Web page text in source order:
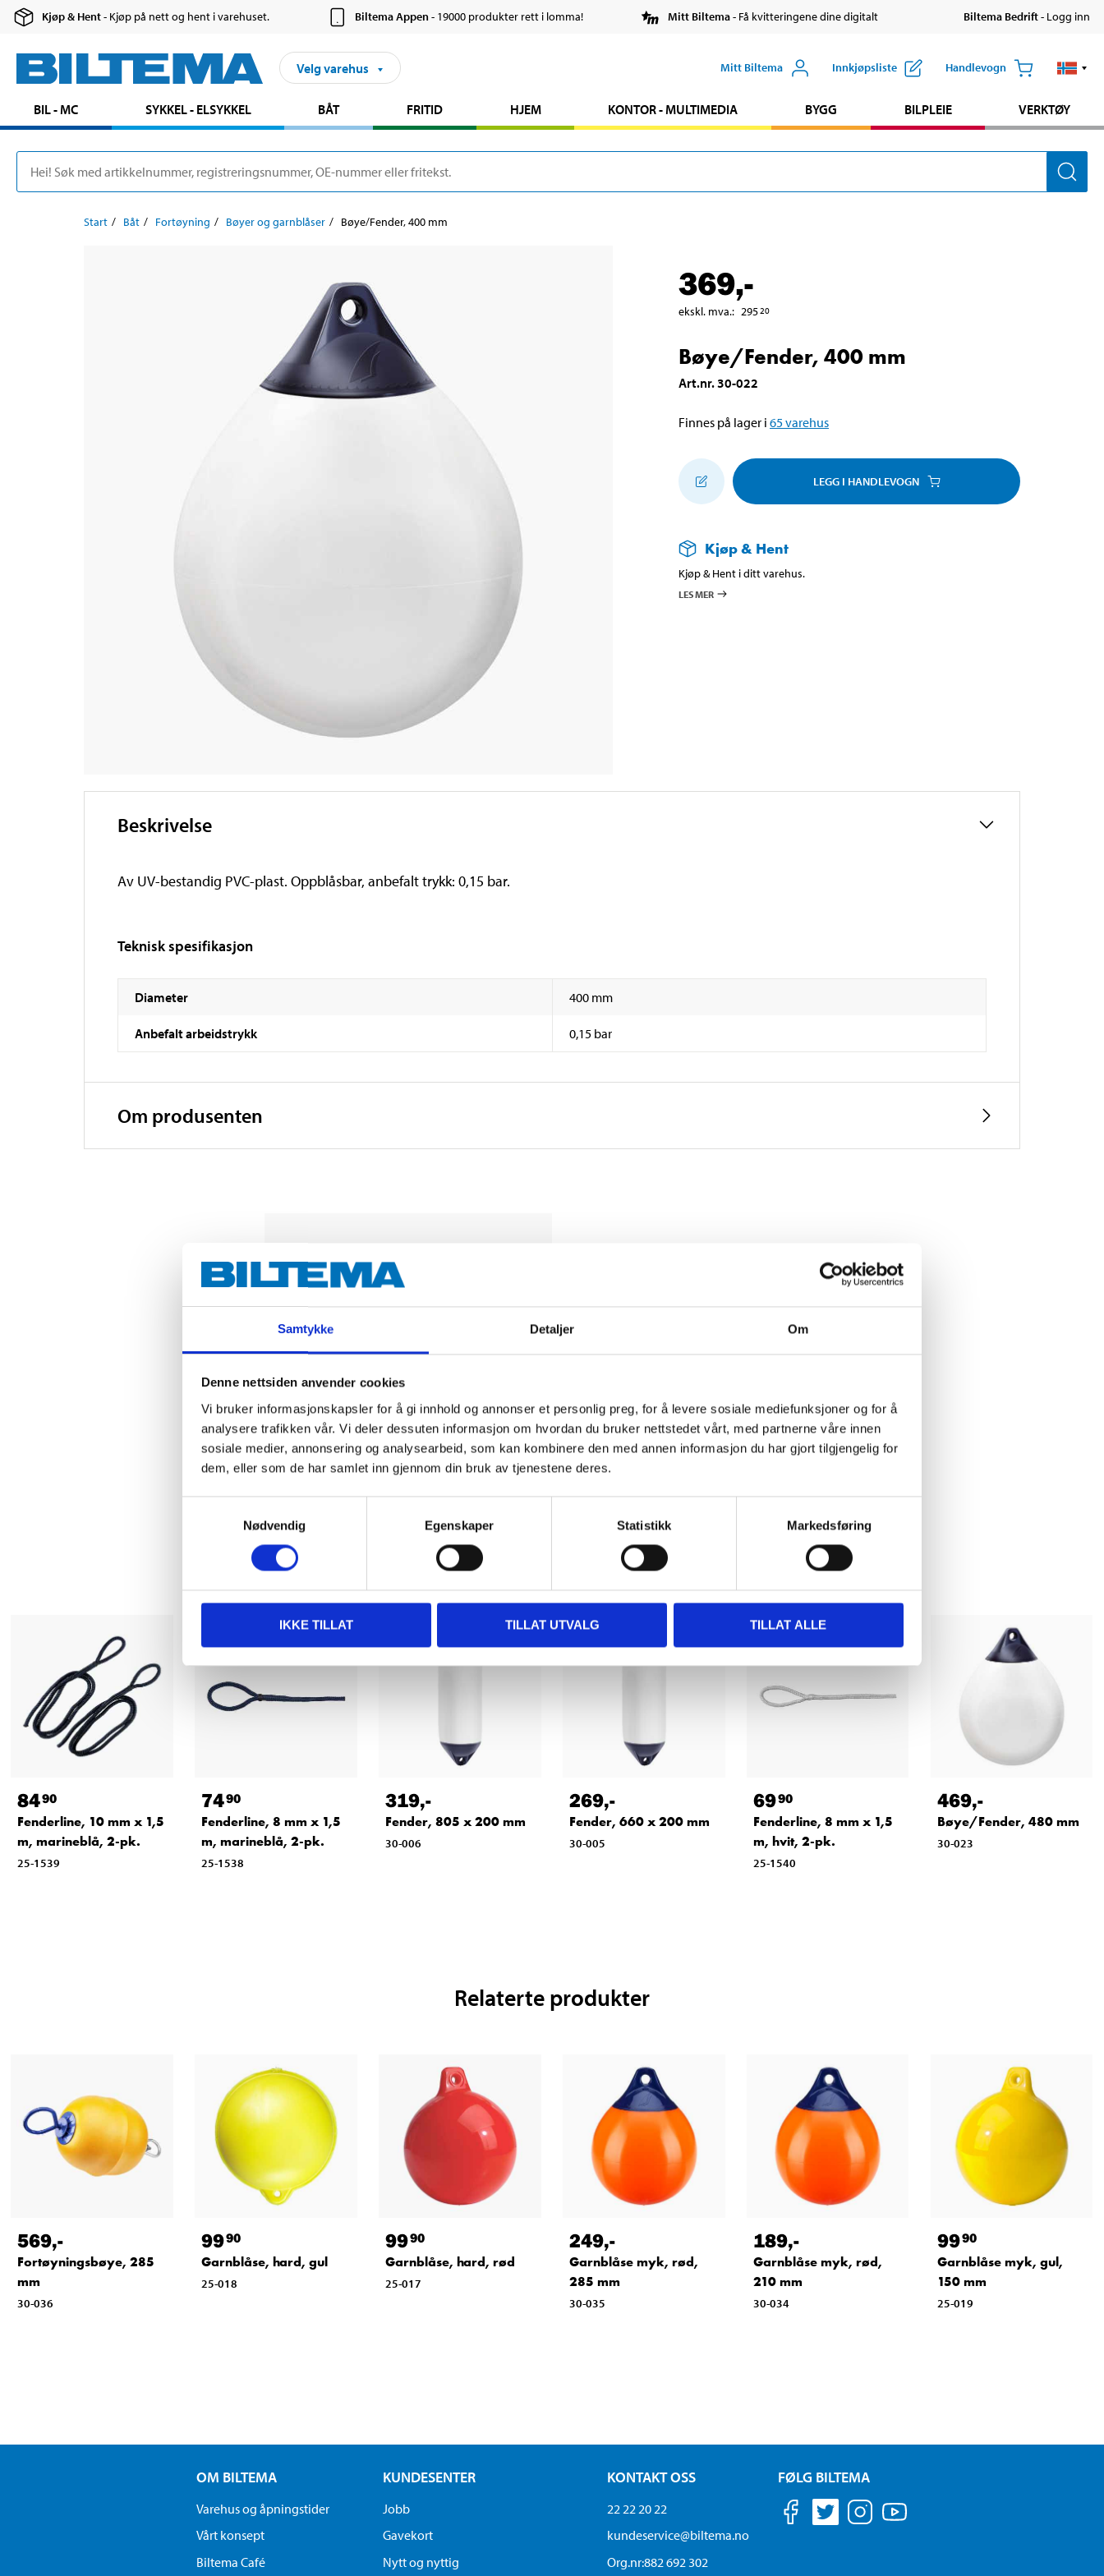
Samtykke Detaljer Om
Denne nettsiden anvender cookies
Vi bruker informasjonskapsler for å gi innhold og annonser et personlig preg, for å levere sosiale mediefunksjoner og for å
analysere trafikken vår. Vi deler dessuten informasjon om hvordan du bruker nettstedet vårt, med partnerne våre innen
sosiale medier, annonsering og analysearbeid, som kan kombinere den med annen informasjon du har gjort tilgjengelig for
dem, eller som de har samlet inn gjennom din bruk av tjenestene deres.
Nødvendig
Egenskaper Statistikk Markedsføring
IKKE TILLAT TILLAT UTVALG TILLAT ALLE
Kjøp & Hent- Kjøp på nett og hent i varehuset. Biltema Appen- 19000 produkter rett i lomma! Mitt Biltema- Få kvitteringene dine digitalt Biltema Bedrift- Logg inn
Velg varehus Mitt Biltema Innkjøpsliste Handlevogn
BIL - MC SYKKEL - ELSYKKEL BÅT FRITID HJEM KONTOR - MULTIMEDIA BYGG BILPLEIE VERKTØY
Start Båt Fortøyning Bøyer og garnblåser Bøye/Fender, 400 mm
369,-
ekskl. mva.: 295 20
Bøye/Fender, 400 mm
Art.nr.30-022
Finnes på lager i 65varehus
LEGG I HANDLEVOGN
Kjøp & Hent
Kjøp & Hent i ditt varehus.
LES MER
Beskrivelse
Av UV-bestandig PVC-plast. Oppblåsbar, anbefalt trykk: 0,15 bar.
Teknisk spesifikasjon
Diameter 400 mm
Anbefalt arbeidstrykk 0,15 bar
Om produsenten
Andre kunder har også kjøpt
8490
Fenderline, 10 mm x 1,5
m, marineblå, 2-pk.
25-1539
7490
Fenderline, 8 mm x 1,5
m, marineblå, 2-pk.
25-1538
319,-
Fender, 805 x 200 mm
30-006
269,-
Fender, 660 x 200 mm
30-005
6990
Fenderline, 8 mm x 1,5
m, hvit, 2-pk.
25-1540
469,-
Bøye/Fender, 480 mm
30-023
Relaterte produkter
569,-
Fortøyningsbøye, 285
mm
30-036
9990
Garnblåse, hard, gul
25-018
9990
Garnblåse, hard, rød
25-017
249,-
Garnblåse myk, rød,
285 mm
30-035
189,-
Garnblåse myk, rød,
210 mm
30-034
9990
Garnblåse myk, gul,
150 mm
25-019
OM BILTEMA
Varehus og åpningstider
Vårt konsept
Biltema Café
KUNDESENTER
Jobb
Gavekort
Nytt og nyttig
KONTAKT OSS
22 22 20 22
kundeservice@biltema.no
Org.nr:882 692 302
FØLG BILTEMA